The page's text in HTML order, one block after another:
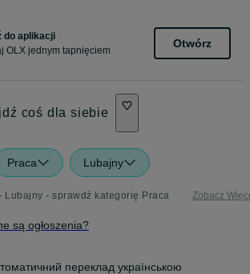
do aplikacji
OLX jednym tapnięciem
Otwórz
coś dla siebie
Praca Lubajny
Lubajny - sprawdź kategorię Praca Zobacz
są ogłoszenia?
переклад українською